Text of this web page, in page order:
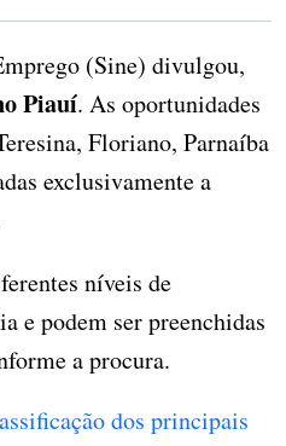
(Sine) divulgou,
Piauí. As oportunidades
Floriano, Parnaíba
exclusivamente a
níveis de
e podem ser preenchidas
a procura.
dos principais